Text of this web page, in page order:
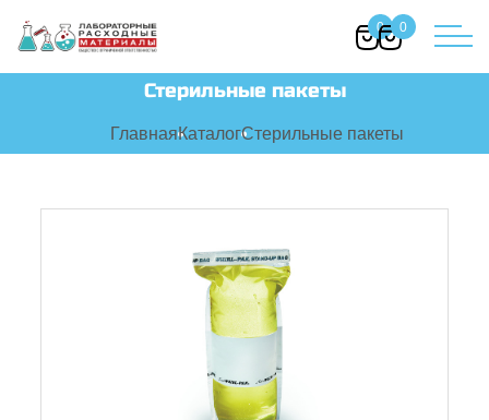
0 0
Стерильные пакеты
ГлавнаяКаталогСтерильные пакеты